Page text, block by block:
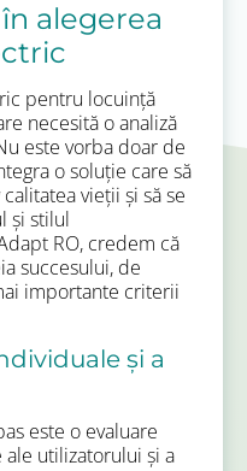
alegerea
pentru locuință
necesită o analiză
este vorba doar de
o soluție care să
vieții și să se
și stilul
RO, credem că
succesului, de
importante criterii
și a
este o evaluare
utilizatorului și a